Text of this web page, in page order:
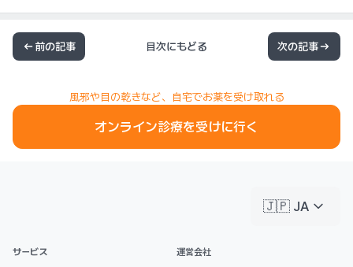
前の記事 目次にもどる 次の記事
風邪や目の乾きなど、自宅でお薬を受け取れる
オンライン診療を受けに行く
🇯🇵 JA keyboard_arrow_down
サービス 運営会社